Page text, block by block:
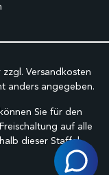
zzgl. Versandkosten
anders angegeben.
Sie für den
auf alle
dieser Staffel